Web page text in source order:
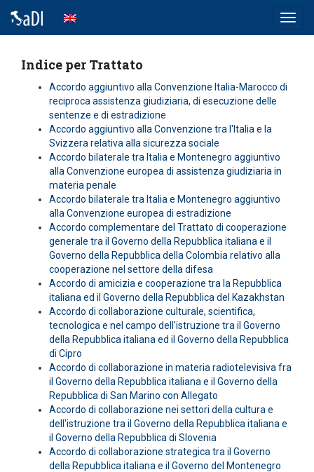
Indice per Trattato
Accordo aggiuntivo alla Convenzione Italia-Marocco di
reciproca assistenza giudiziaria, di esecuzione delle
sentenze e di estradizione
Accordo aggiuntivo alla Convenzione tra l'Italia e la
Svizzera relativa alla sicurezza sociale
Accordo bilaterale tra Italia e Montenegro aggiuntivo
alla Convenzione europea di assistenza giudiziaria in
materia penale
Accordo bilaterale tra Italia e Montenegro aggiuntivo
alla Convenzione europea di estradizione
Accordo complementare del Trattato di cooperazione
generale tra il Governo della Repubblica italiana e il
Governo della Repubblica della Colombia relativo alla
cooperazione nel settore della difesa
Accordo di amicizia e cooperazione tra la Repubblica
italiana ed il Governo della Repubblica del Kazakhstan
Accordo di collaborazione culturale, scientifica,
tecnologica e nel campo dell'istruzione tra il Governo
della Repubblica italiana ed il Governo della Repubblica
di Cipro
Accordo di collaborazione in materia radiotelevisiva fra
il Governo della Repubblica italiana e il Governo della
Repubblica di San Marino con Allegato
Accordo di collaborazione nei settori della cultura e
dell'istruzione tra il Governo della Repubblica italiana e
il Governo della Repubblica di Slovenia
Accordo di collaborazione strategica tra il Governo
della Repubblica italiana e il Governo del Montenegro